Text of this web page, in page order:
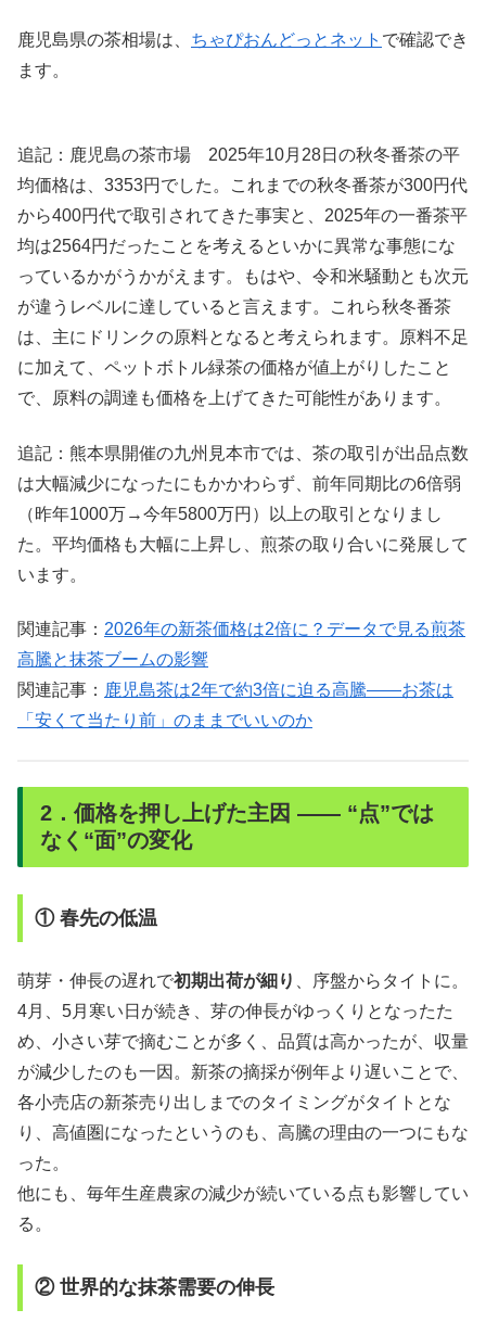
鹿児島県の茶相場は、 ちゃぴおんどっとネット で確認でき
ます。
追記：鹿児島の茶市場 2025年10月28日の秋冬番茶の平
均価格は、3353円でした。これまでの秋冬番茶が300円代
から400円代で取引されてきた事実と、2025年の一番茶平
均は2564円だったことを考えるといかに異常な事態にな
っているかがうかがえます。もはや、令和米騒動とも次元
が違うレベルに達していると言えます。これら秋冬番茶
は、主にドリンクの原料となると考えられます。原料不足
に加えて、ペットボトル緑茶の価格が値上がりしたこと
で、原料の調達も価格を上げてきた可能性があります。
追記：熊本県開催の九州見本市では、茶の取引が出品点数
は大幅減少になったにもかかわらず、前年同期比の6倍弱
（昨年1000万→今年5800万円）以上の取引となりまし
た。平均価格も大幅に上昇し、煎茶の取り合いに発展して
います。
関連記事： 2026年の新茶価格は2倍に？データで見る煎茶
高騰と抹茶ブームの影響
関連記事： 鹿児島茶は2年で約3倍に迫る高騰——お茶は
「安くて当たり前」のままでいいのか
2．価格を押し上げた主因 —— “点”では
なく“面”の変化
① 春先の低温
萌芽・伸長の遅れで初期出荷が細り
、序盤からタイトに。
4月、5月寒い日が続き、芽の伸長がゆっくりとなったた
め、小さい芽で摘むことが多く、品質は高かったが、収量
が減少したのも一因。新茶の摘採が例年より遅いことで、
各小売店の新茶売り出しまでのタイミングがタイトとな
り、高値圏になったというのも、高騰の理由の一つにもな
った。
他にも、毎年生産農家の減少が続いている点も影響してい
る。
② 世界的な抹茶需要の伸長